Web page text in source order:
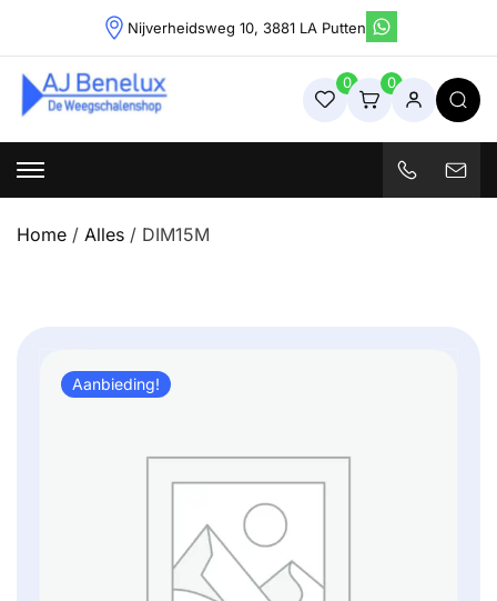
content
Nijverheidsweg 10, 3881 LA Putten
Weegschalenshop | Precisieweegschalen & Industriële
Weegoplossingen
0 0
Home / Alles / DIM15M
Aanbieding!